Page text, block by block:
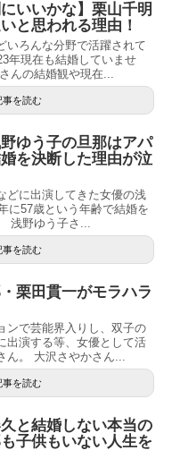
いいかな】栗山千明
と思われる理由！
いろんな分野で活躍されて
年現在も結婚していませ
んの結婚観や現在...
事を読む
野ゆう子の旦那はアパ
を決断した理由が泣
どに出演してきた女優の浅
に57歳という年齢で結婚を
浅野ゆう子さ...
事を読む
栗田貫一がモラハラ
ンで芸能界入りし、双子の
出演する等、女優として活
ん。 大沢さやかさん...
事を読む
と結婚しない本当の
子供もいない人生を